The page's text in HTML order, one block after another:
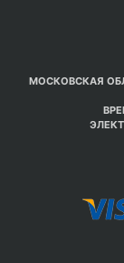
МОСКОВСКАЯ